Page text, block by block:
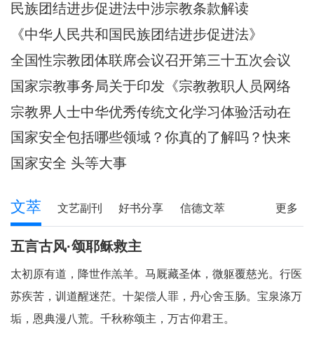
民族、宗教、司法、公安等内容的特殊题材的微短
民族团结进步促进法中涉宗教条款解读
《中华人民共和国民族团结进步促进法》
全国性宗教团体联席会议召开第三十五次会议
国家宗教事务局关于印发《宗教教职人员网络
行为规范》的通知
宗教界人士中华优秀传统文化学习体验活动在
武汉启动
国家安全包括哪些领域？你真的了解吗？快来
一起涨知识！
国家安全 头等大事
更多
文萃 文艺副刊 好书分享 信德文萃
诗苑 小小说 写真故事
五言古风·颂耶稣救主
太初原有道，降世作羔羊。马厩藏圣体，微躯覆慈光。行医
苏疾苦，训道醒迷茫。十架偿人罪，丹心舍玉肠。宝泉涤万
垢，恩典漫八荒。千秋称颂主，万古仰君王。